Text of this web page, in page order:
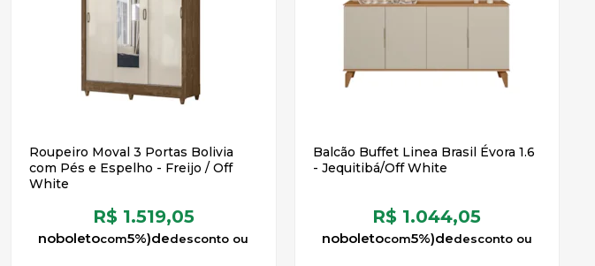
Roupeiro Moval 3 Portas Bolivia
com Pés e Espelho - Freijo / Off
White
R$ 1.519,05
de
5%)
noboleto
Balcão Buffet Linea Brasil Évora 1.6
- Jequitibá/Off White
R$ 1.044,05
de
5%)
noboleto